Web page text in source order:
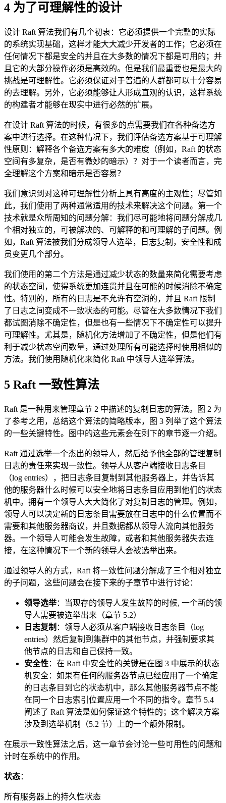
4 为了可理解性的设计
设计 Raft 算法我们有几个初衷：它必须提供一个完整的实际
的系统实现基础，这样才能大大减少开发者的工作；它必须在
任何情况下都是安全的并且在大多数的情况下都是可用的；并
且它的大部分操作必须是高效的。但是我们最重要也是最大的
挑战是可理解性。它必须保证对于普遍的人群都可以十分容易
的去理解。另外，它必须能够让人形成直观的认识，这样系统
的构建者才能够在现实中进行必然的扩展。
在设计 Raft 算法的时候，有很多的点需要我们在各种备选方
案中进行选择。在这种情况下，我们评估备选方案基于可理解
性原则：解释各个备选方案有多大的难度（例如，Raft 的状态
空间有多复杂，是否有微妙的暗示）？对于一个读者而言，完
全理解这个方案和暗示是否容易？
我们意识到对这种可理解性分析上具有高度的主观性；尽管如
此，我们使用了两种通常适用的技术来解决这个问题。第一个
技术就是众所周知的问题分解：我们尽可能地将问题分解成几
个相对独立的，可被解决的、可解释的和可理解的子问题。例
如，Raft 算法被我们分成领导人选举，日志复制，安全性和成
员变更几个部分。
我们使用的第二个方法是通过减少状态的数量来简化需要考虑
的状态空间，使得系统更加连贯并且在可能的时候消除不确定
性。特别的，所有的日志是不允许有空洞的，并且 Raft 限制
了日志之间变成不一致状态的可能。尽管在大多数情况下我们
都试图消除不确定性，但是也有一些情况下不确定性可以提升
可理解性。尤其是，随机化方法增加了不确定性，但是他们有
利于减少状态空间数量，通过处理所有可能选择时使用相似的
方法。我们使用随机化来简化 Raft 中领导人选举算法。
5 Raft 一致性算法
Raft 是一种用来管理章节 2 中描述的复制日志的算法。图 2 为
了参考之用，总结这个算法的简略版本，图 3 列举了这个算法
的一些关键特性。图中的这些元素会在剩下的章节逐一介绍。
Raft 通过选举一个杰出的领导人，然后给予他全部的管理复制
日志的责任来实现一致性。领导人从客户端接收日志条目
（log entries），把日志条目复制到其他服务器上，并告诉其
他的服务器什么时候可以安全地将日志条目应用到他们的状态
机中。拥有一个领导人大大简化了对复制日志的管理。例如，
领导人可以决定新的日志条目需要放在日志中的什么位置而不
需要和其他服务器商议，并且数据都从领导人流向其他服务
器。一个领导人可能会发生故障，或者和其他服务器失去连
接，在这种情况下一个新的领导人会被选举出来。
通过领导人的方式，Raft 将一致性问题分解成了三个相对独立
的子问题，这些问题会在接下来的子章节中进行讨论：
领导选举：当现存的领导人发生故障的时候, 一个新的领
导人需要被选举出来（章节 5.2）
日志复制 ：领导人必须从客户端接收日志条目（log
entries）然后复制到集群中的其他节点，并强制要求其
他节点的日志和自己保持一致。
安全性：在 Raft 中安全性的关键是在图 3 中展示的状态
机安全：如果有任何的服务器节点已经应用了一个确定
的日志条目到它的状态机中，那么其他服务器节点不能
在同一个日志索引位置应用一个不同的指令。章节 5.4
阐述了 Raft 算法是如何保证这个特性的；这个解决方案
涉及到选举机制（5.2 节）上的一个额外限制。
在展示一致性算法之后，这一章节会讨论一些可用性的问题和
计时在系统中的作用。
状态：
所有服务器上的持久性状态